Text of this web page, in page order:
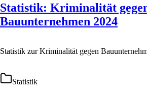
Statistik: Kriminalität
Bauunternehmen 2024
Statistik zur Kriminalität gegen
Statistik